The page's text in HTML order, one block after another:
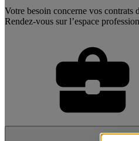
Votre besoin concerne vos contrats
Rendez-vous sur l’espace